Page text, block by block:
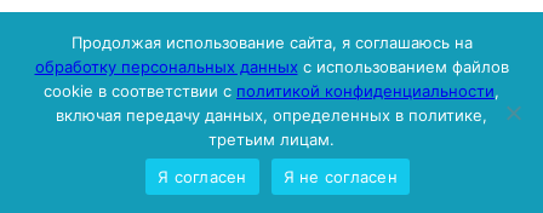
Продолжая использование сайта, я соглашаюсь на
обработку персональных данных с использованием файлов
cookie в соответствии с политикой конфиденциальности,
включая передачу данных, определенных в политике,
третьим лицам.
Я согласен
Я не согласен